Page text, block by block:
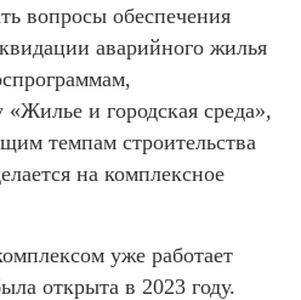
вопросы обеспечения
аварийного жилья
и городская среда»,
темпам строительства
на комплексное
уже работает
открыта в 2023 году.